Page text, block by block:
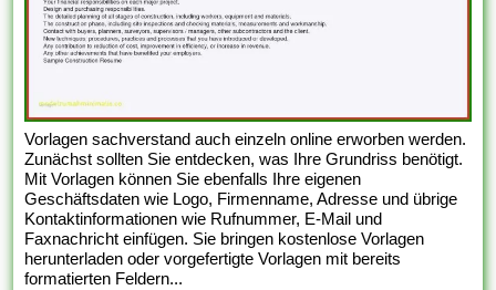
Vorlagen sachverstand auch einzeln online erworben werden.
Zunächst sollten Sie entdecken, was Ihre Grundriss benötigt.
Mit Vorlagen können Sie ebenfalls Ihre eigenen
Geschäftsdaten wie Logo, Firmenname, Adresse und übrige
Kontaktinformationen wie Rufnummer, E-Mail und
Faxnachricht einfügen. Sie bringen kostenlose Vorlagen
herunterladen oder vorgefertigte Vorlagen mit bereits
formatierten Feldern...